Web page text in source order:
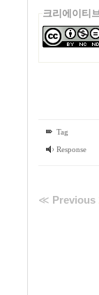
크리에이티
Tag
Response
≪ Previous